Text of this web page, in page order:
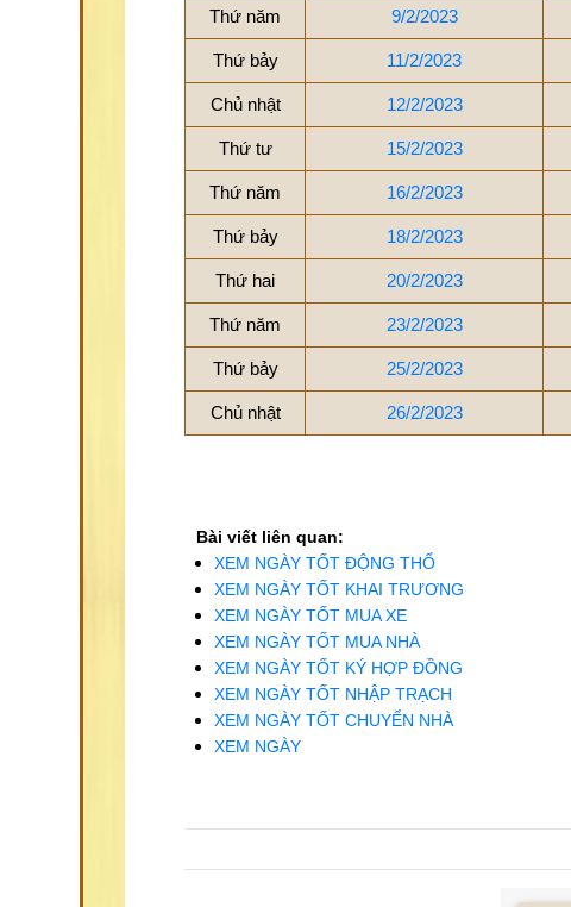
Thứ năm 9/2/2023
Thứ bảy 11/2/2023
Chủ nhật 12/2/2023
Thứ tư 15/2/2023
Thứ năm 16/2/2023
Thứ bảy 18/2/2023
Thứ hai 20/2/2023
Thứ năm 23/2/2023
Thứ bảy 25/2/2023
Chủ nhật 26/2/2023
Bài viết liên quan:
XEM NGÀY TỐT ĐỘNG THỔ
XEM NGÀY TỐT KHAI TRƯƠNG
XEM NGÀY TỐT MUA XE
XEM NGÀY TỐT MUA NHÀ
XEM NGÀY TỐT KÝ HỢP ĐỒNG
XEM NGÀY TỐT NHẬP TRẠCH
XEM NGÀY TỐT CHUYỂN NHÀ
XEM NGÀY